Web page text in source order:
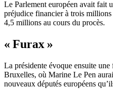
Le Parlement européen avait fait
préjudice financier à trois millions
4,5 millions au cours du procès.
« Furax »
La présidente évoque ensuite une
Bruxelles, où Marine Le Pen
nouveaux députés européens